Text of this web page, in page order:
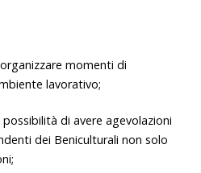
momenti di
lavorativo;
di avere agevolazioni
dei Beniculturali non solo